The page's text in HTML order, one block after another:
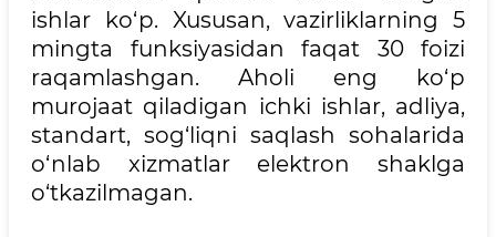
ishlar ko‘p. Xususan, vazirliklarning 5
mingta funksiyasidan faqat 30 foizi
raqamlashgan. Aholi eng ko‘p
murojaat qiladigan ichki ishlar, adliya,
standart, sog‘liqni saqlash sohalarida
o‘nlab xizmatlar elektron shaklga
o‘tkazilmagan.